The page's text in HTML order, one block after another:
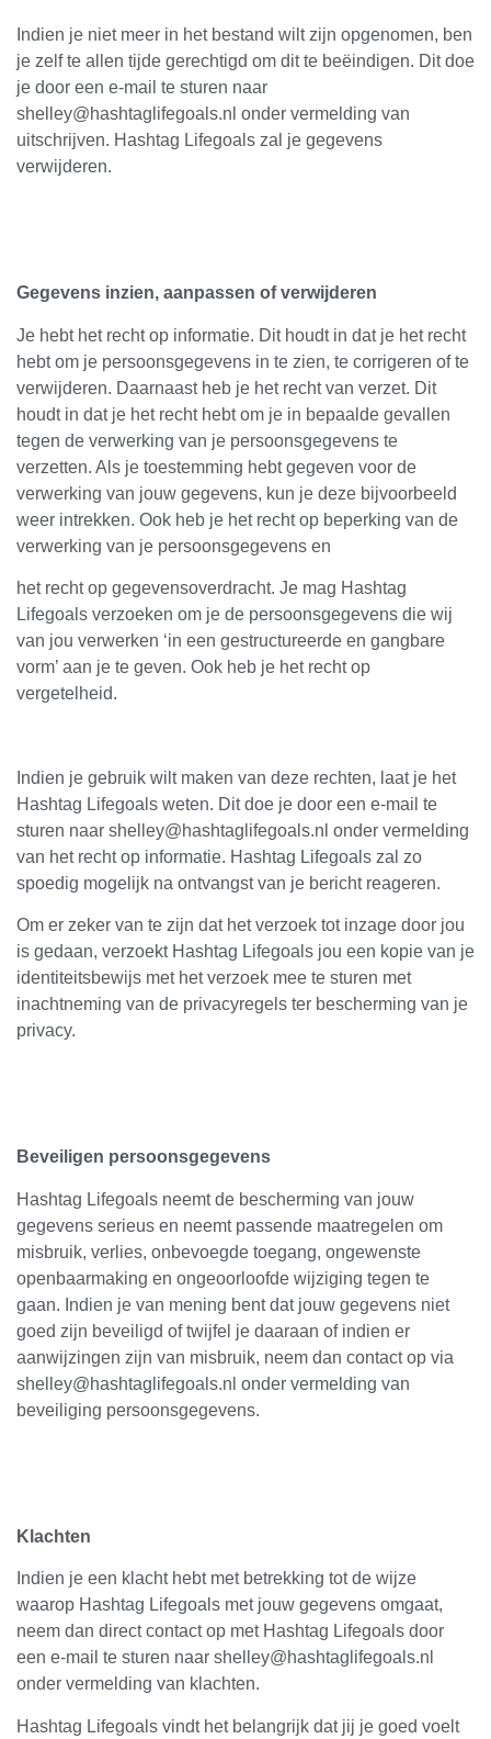
Indien je niet meer in het bestand wilt zijn opgenomen, ben
je zelf te allen tijde gerechtigd om dit te beëindigen. Dit doe
je door een e-mail te sturen naar
shelley@hashtaglifegoals.nl onder vermelding van
uitschrijven. Hashtag Lifegoals zal je gegevens
verwijderen.
Gegevens inzien, aanpassen of verwijderen
Je hebt het recht op informatie. Dit houdt in dat je het recht
hebt om je persoonsgegevens in te zien, te corrigeren of te
verwijderen. Daarnaast heb je het recht van verzet. Dit
houdt in dat je het recht hebt om je in bepaalde gevallen
tegen de verwerking van je persoonsgegevens te
verzetten. Als je toestemming hebt gegeven voor de
verwerking van jouw gegevens, kun je deze bijvoorbeeld
weer intrekken. Ook heb je het recht op beperking van de
verwerking van je persoonsgegevens en
het recht op gegevensoverdracht. Je mag Hashtag
Lifegoals verzoeken om je de persoonsgegevens die wij
van jou verwerken ‘in een gestructureerde en gangbare
vorm’ aan je te geven. Ook heb je het recht op
vergetelheid.
Indien je gebruik wilt maken van deze rechten, laat je het
Hashtag Lifegoals weten. Dit doe je door een e-mail te
sturen naar shelley@hashtaglifegoals.nl onder vermelding
van het recht op informatie. Hashtag Lifegoals zal zo
spoedig mogelijk na ontvangst van je bericht reageren.
Om er zeker van te zijn dat het verzoek tot inzage door jou
is gedaan, verzoekt Hashtag Lifegoals jou een kopie van je
identiteitsbewijs met het verzoek mee te sturen met
inachtneming van de privacyregels ter bescherming van je
privacy.
Beveiligen persoonsgegevens
Hashtag Lifegoals neemt de bescherming van jouw
gegevens serieus en neemt passende maatregelen om
misbruik, verlies, onbevoegde toegang, ongewenste
openbaarmaking en ongeoorloofde wijziging tegen te
gaan. Indien je van mening bent dat jouw gegevens niet
goed zijn beveiligd of twijfel je daaraan of indien er
aanwijzingen zijn van misbruik, neem dan contact op via
shelley@hashtaglifegoals.nl onder vermelding van
beveiliging persoonsgegevens.
Klachten
Indien je een klacht hebt met betrekking tot de wijze
waarop Hashtag Lifegoals met jouw gegevens omgaat,
neem dan direct contact op met Hashtag Lifegoals door
een e-mail te sturen naar shelley@hashtaglifegoals.nl
onder vermelding van klachten.
Hashtag Lifegoals vindt het belangrijk dat jij je goed voelt